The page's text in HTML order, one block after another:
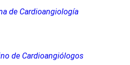
de Cardioangiología
de Cardioangiólogos